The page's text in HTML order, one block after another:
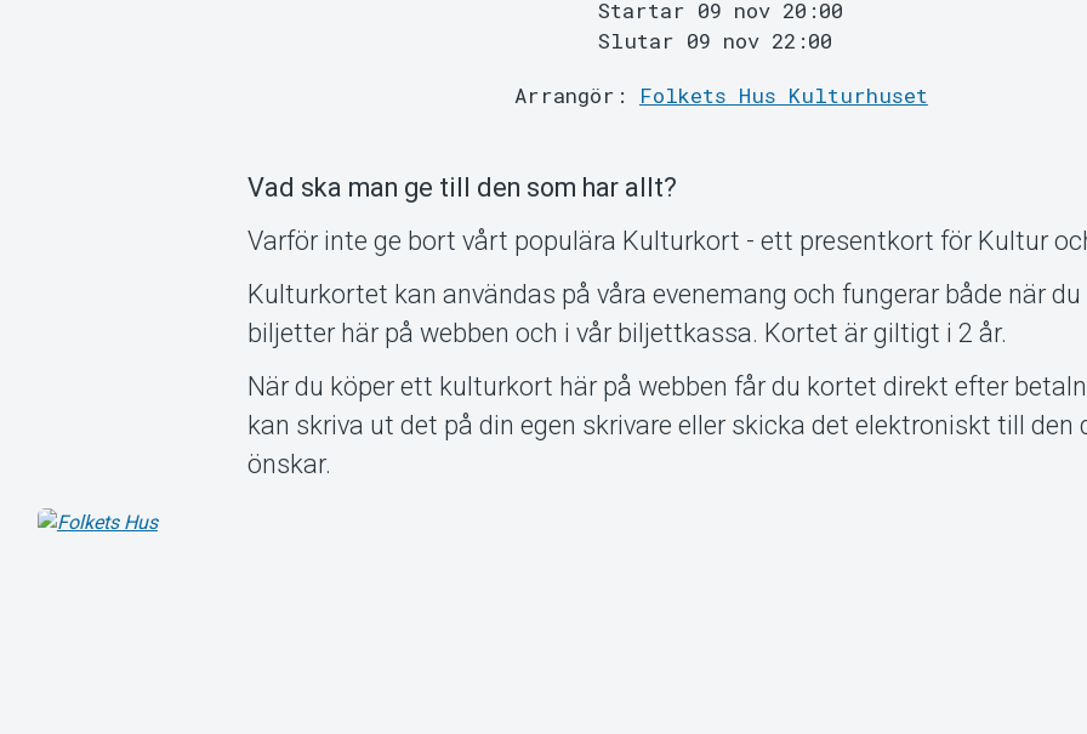
Startar 09 nov 20:00
Slutar 09 nov 22:00
Arrangör: Folkets Hus Kulturhuset
Vad ska man ge till den som har allt?
Varför inte ge bort vårt populära Kulturkort - ett presentkort för Kultur
Kulturkortet kan användas på våra evenemang och fungerar både när du
biljetter här på webben och i vår biljettkassa. Kortet är giltigt i 2 år.
När du köper ett kulturkort här på webben får du kortet direkt efter
kan skriva ut det på din egen skrivare eller skicka det elektroniskt till den
önskar.